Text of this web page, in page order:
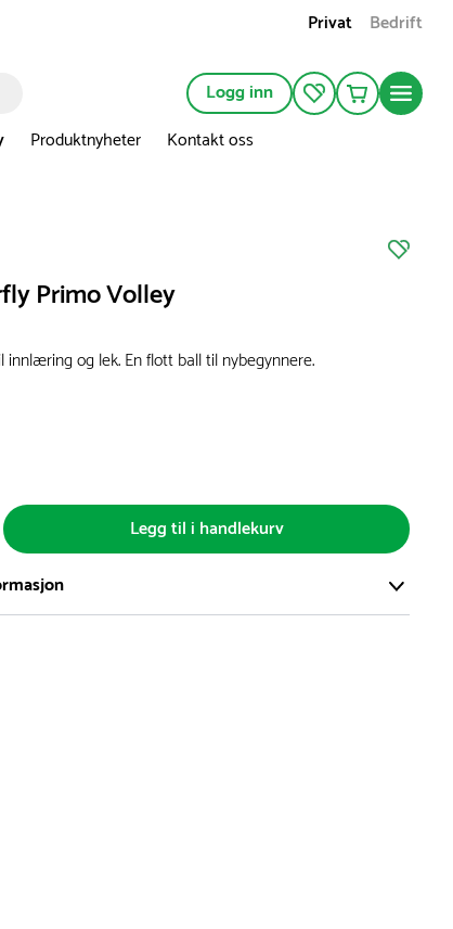
Privat Bedrift
Logg inn
Produktnyheter Kontakt oss
Primo Volley
innlæring og lek. En flott ball til nybegynnere.
Legg til i handlekurv